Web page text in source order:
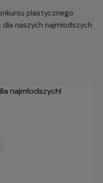
plastycznego
naszych najmłodszych